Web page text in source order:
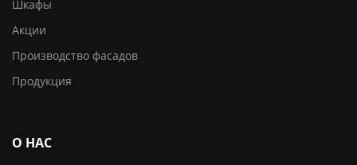
Шкафы
Акции
Производство фасадов
Продукция
О НАС